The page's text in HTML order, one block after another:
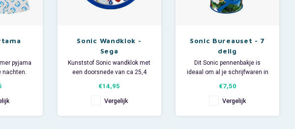
pyjama
nachten.
en een
Sonic Wandklok -
Sega
Kunststof Sonic wandklok met
een doorsnede van ca 25,4
Werkt op 1 A batterij (niet mee
geleverd).
€14,95
Vergelijk
Sonic Bureauset - 7
delig
Dit Sonic pennenbakje is
ideaal om al je schrijfwaren in
worden erbij meegeleverd! In
de pennenhouder zit een
€7,50
Vergelijk